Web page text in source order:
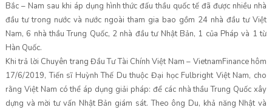
Bắc – Nam sau khi áp dụng hình thức đấu thầu quốc tế đã được nhiều nhà
đầu tư trong nước và nước ngoài tham gia bao gồm 24 nhà đầu tư Việt
Nam, 6 nhà thầu Trung Quốc, 2 nhà đầu tư Nhật Bản, 1 của Pháp và 1 từ
Hàn Quốc.
Khi trả lời Chuyên trang Đầu Tư Tài Chính Việt Nam – VietnamFinance hôm
17/6/2019, Tiến sĩ Huỳnh Thế Du thuộc Đại học Fulbright Việt Nam, cho
rằng Việt Nam có thể áp dụng giải pháp: để các nhà thầu Trung Quốc xây
dựng và mời tư vấn Nhật Bản giám sát. Theo ông Du, khả năng Nhật và